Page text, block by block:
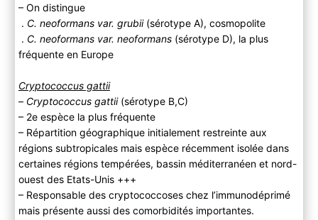
– On distingue
. C. neoformans var. grubii(sérotype A), cosmopolite
. C. neoformans var. neoformans(sérotype D), la plus
fréquente en Europe
Cryptococcus gattii
– Cryptococcus gattii(sérotype B,C)
– 2e espèce la plus fréquente
– Répartition géographique initialement restreinte aux
régions subtropicales mais espèce récemment isolée dans
certaines régions tempérées, bassin méditerranéen et nord-
ouest des Etats-Unis +++
– Responsable des cryptococcoses chez l’immunodéprimé
mais présente aussi des comorbidités importantes.